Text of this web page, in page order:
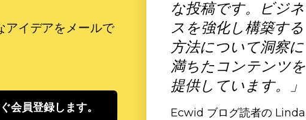
アイデアをメールで
会員登録します。
な投稿です。ビジネ
スを強化し構築する
方法について洞察に
満ちたコンテンツを
提供しています。」
Ecwid ブログ読者の Linda